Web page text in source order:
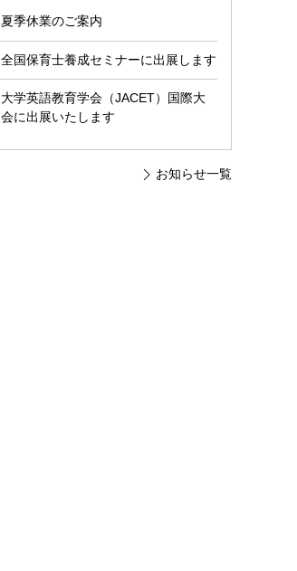
夏季休業のご案内
全国保育士養成セミナーに出展します
大学英語教育学会（JACET）国際大
会に出展いたします
お知らせ一覧